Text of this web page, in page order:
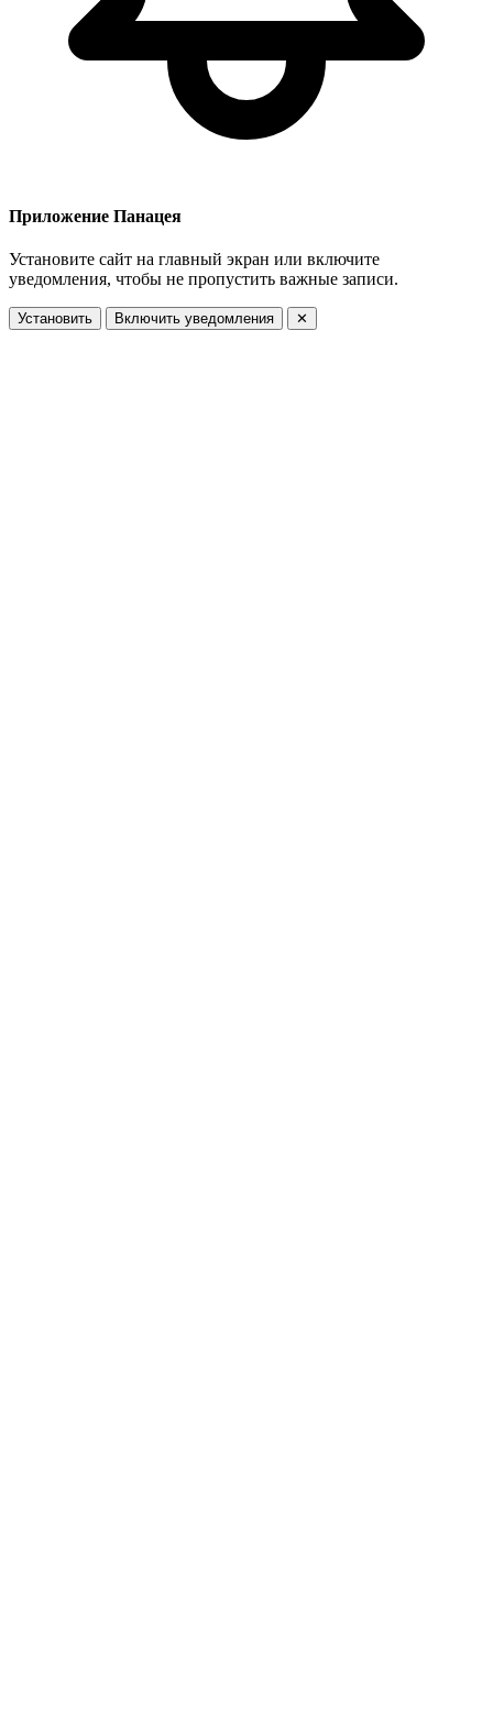
Приложение Панацея
Установите сайт на главный экран или включите
уведомления, чтобы не пропустить важные записи.
Установить Включить уведомления ✕